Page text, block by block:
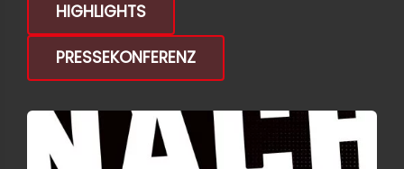
HIGHLIGHTS
PRESSEKONFERENZ